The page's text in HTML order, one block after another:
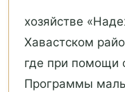
хозяйстве
Хавастском
где при помощи
Программы